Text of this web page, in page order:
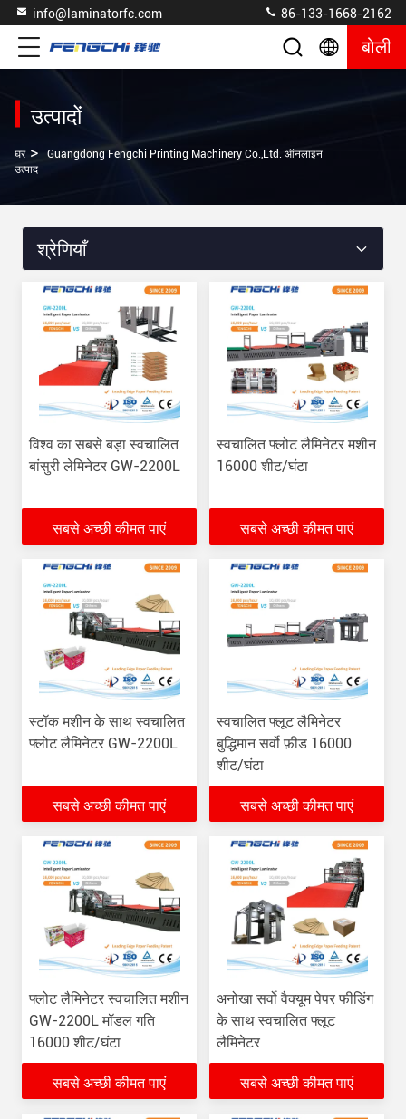
info@laminatorfc.com 86-133-1668-2162
बोली
उत्पादों
घर >
Guangdong Fengchi Printing Machinery Co.,Ltd. ऑनलाइन
उत्पाद
श्रेणियाँ
विश्व का सबसे बड़ा स्वचालित
बांसुरी लेमिनेटर GW-2200L
सबसे अच्छी कीमत पाएं
स्वचालित फ्लोट लैमिनेटर मशीन
16000 शीट/घंटा
सबसे अच्छी कीमत पाएं
स्टॉक मशीन के साथ स्वचालित
फ्लोट लैमिनेटर GW-2200L
सबसे अच्छी कीमत पाएं
स्वचालित फ्लूट लैमिनेटर
बुद्धिमान सर्वो फ़ीड 16000
शीट/घंटा
सबसे अच्छी कीमत पाएं
फ्लोट लैमिनेटर स्वचालित मशीन
GW-2200L मॉडल गति
16000 शीट/घंटा
सबसे अच्छी कीमत पाएं
अनोखा सर्वो वैक्यूम पेपर फीडिंग
के साथ स्वचालित फ्लूट
लैमिनेटर
सबसे अच्छी कीमत पाएं